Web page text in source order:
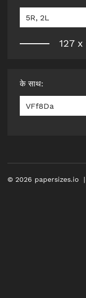
5R, 2L
127x
के साथ:
VFf8Da
© 2026 papersizes.io